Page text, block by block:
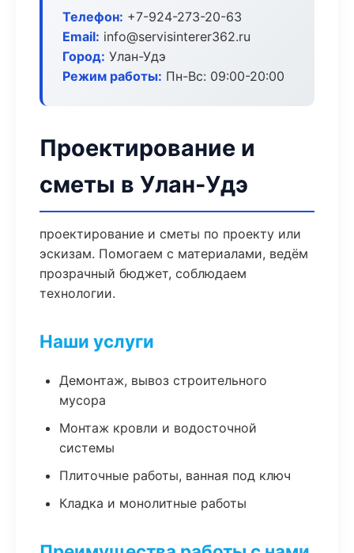
Телефон: +7-924-273-20-63
Email: info@servisinterer362.ru
Город: Улан-Удэ
Режим работы: Пн-Вс: 09:00-20:00
Проектирование и
сметы в Улан-Удэ
проектирование и сметы по проекту или
эскизам. Помогаем с материалами, ведём
прозрачный бюджет, соблюдаем
технологии.
Наши услуги
Демонтаж, вывоз строительного
мусора
Монтаж кровли и водосточной
системы
Плиточные работы, ванная под ключ
Кладка и монолитные работы